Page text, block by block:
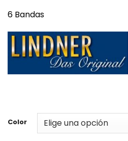
6 Bandas
Color